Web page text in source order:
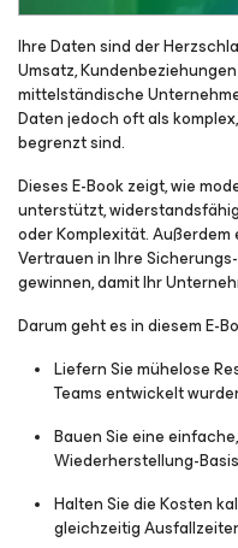
Ihre Daten sind der
Umsatz,
mittelständische
Daten jedoch oft als
begrenzt sind.
Dieses E-Book zeigt, wie
unterstützt,
oder Komplexität.
Vertrauen in Ihre
gewinnen, damit Ihr
Darum geht es in diesem E-
Liefern Sie mühelose
Teams entwickelt
Bauen Sie eine
Wiederherstellung-
Halten Sie die Kosten
gleichzeitig